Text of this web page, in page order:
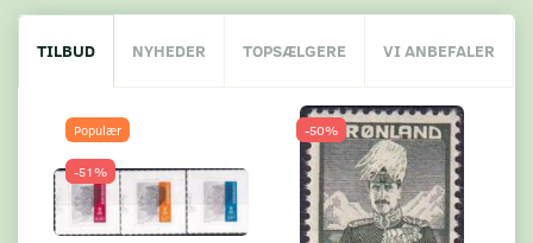
TILBUD NYHEDER TOPSÆLGERE VI ANBEFALER
Populær
-51%
-50%